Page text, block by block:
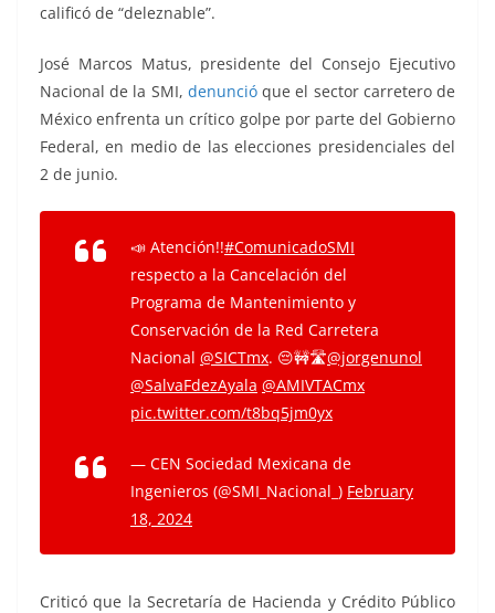
calificó de “deleznable”.
José Marcos Matus, presidente del Consejo Ejecutivo
Nacional de la SMI, denuncióque el sector carretero de
México enfrenta un crítico golpe por parte del Gobierno
Federal, en medio de las elecciones presidenciales del
2 de junio.
📣 Atención!!#ComunicadoSMI
respecto a la Cancelación del
Programa de Mantenimiento y
Conservación de la Red Carretera
Nacional @SICTmx. 😔🚧🛣️@jorgenunol
@SalvaFdezAyala @AMIVTACmx
pic.twitter.com/t8bq5jm0yx
— CEN Sociedad Mexicana de
Ingenieros (@SMI_Nacional_) February
18, 2024
Criticó que la Secretaría de Hacienda y Crédito Público